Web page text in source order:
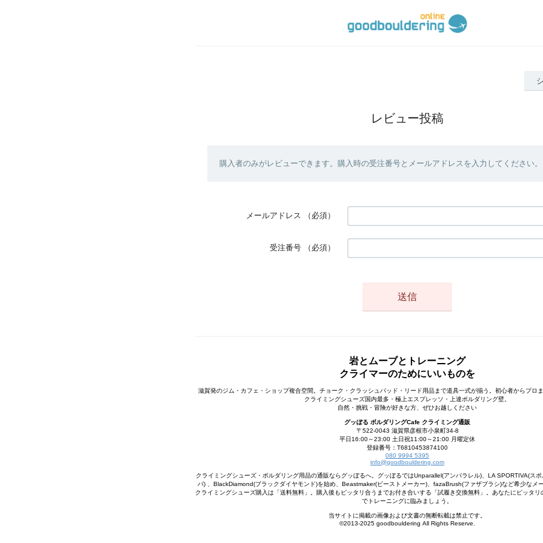
レビュー投稿
購入者のみがレビューできます。購入時の受注番号とメールアドレスを入力してください。
メールアドレス （必須）
受注番号 （必須）
岩とムーブとトレーニング
クライマーのためにいいものを
滋賀発のジム・カフェ・ショップ複合空間。チョーク・クラッシュパッド・リード用品まで道具一式が揃う。初心者からプロ
クライミングシューズ国内最多・極上エスプレッソ・上達ボルダリング壁。
自然・挑戦・冒険が好きな方、ぜひお越しください
グッぼる ボルダリングCafe クライミング通販
〒522-0043 滋賀県彦根市小泉町34-8
平日16:00～23:00 土日祝11:00～21:00 月曜定休
登録番号：T6810453874100
080 9994 5395
info@goodbouldering.com
クライミングシューズ・ボルダリング用品の通販ならグッぼるへ。グッぼるではUnparallel(アンパラレル)、LA SPORTIVA(ス
パ) 、BlackDiamond(ブラックダイヤモンド)を始め、Beastmaker(ビーストメーカー)、fazaBrush(ファザブラシ)など希少なメ
クライミングシューズ購入は「送料無料」。購入後もピッタリ合うまでお付き合いする「試履き交換無料」。あなたにピッタリ
でトレーニングに臨みましょう。
当サイトに掲載の画像および文書の無断転載は禁止です。
©2013-2025 goodbouldering All Rights Reserve.